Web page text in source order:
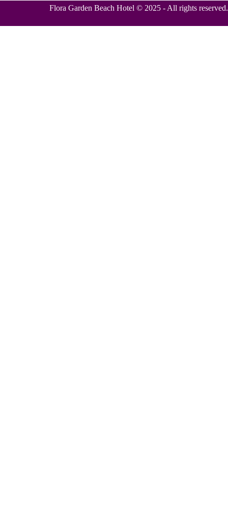
Flora Garden Beach Hotel © 2025 - All rights reserved.